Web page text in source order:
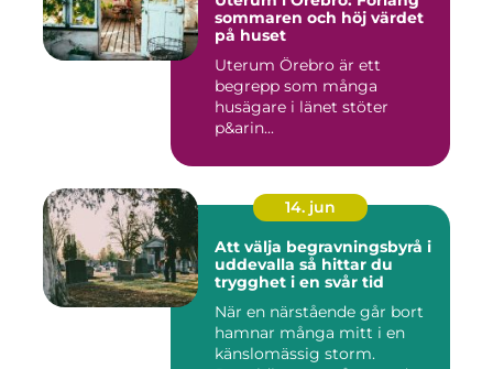
sommaren och höj värdet
på huset
Uterum Örebro är ett
begrepp som många
husägare i länet stöter
p&arin...
14. jun
Att välja begravningsbyrå i
uddevalla så hittar du
trygghet i en svår tid
När en närstående går bort
hamnar många mitt i en
känslomässig storm.